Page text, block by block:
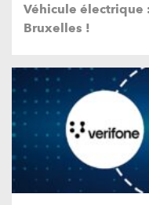
Véhicule électrique
Bruxelles !